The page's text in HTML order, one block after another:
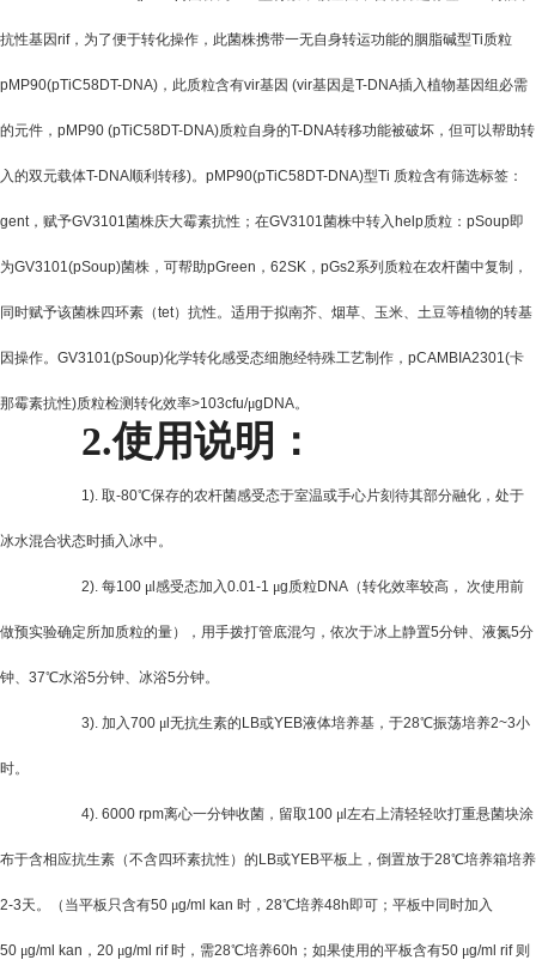
抗性基因rif，为了便于转化操作，此菌株携带一无自身转运功能的胭脂碱型Ti质粒
pMP90(pTiC58DT-DNA) ，此质粒含有vir基因 (vir基因是T-DNA插入植物基因组必需
的元件， pMP90 (pTiC58DT-DNA)质粒自身的T-DNA转移功能被破坏，但可以帮助转
入的双元载体T-DNA顺利转移)。 pMP90(pTiC58DT-DNA)型Ti 质粒含有筛选标签：
gent，赋予GV3101菌株庆大霉素抗性；在GV3101菌株中转入 help质粒： pSoup即
为GV3101(pSoup)菌株，可帮助pGreen ， 62SK ， pGs2系列质粒在农杆菌中复制，
同时赋予该菌株四环素（tet）抗性。适用于拟南芥、烟草、玉米、土豆等植物的转基
因操作。 GV3101(pSoup)化学转化感受态细胞经特殊工艺制作， pCAMBIA2301(卡
那霉素抗性)质粒检测转化效率>103cfu/μgDNA。
2.使用说明：
1). 取-80℃保存的农杆菌感受态于室温或手心片刻待其部分融化，处于
冰水混合状态时插入冰中。
2). 每100 μl 感受态加入0.01-1 μg质粒DNA（转化效率较高， 次使用前
做预实验确定所加质粒的量），用手拨打管底混匀，依次于冰上静置5分钟、液氮5分
钟、 37℃水浴5分钟、冰浴5分钟。
3). 加入700 μl 无抗生素的 LB或YEB液体培养基，于28℃振荡培养2~3小
时。
4). 6000 rpm离心一分钟收菌，留取100 μl 左右上清轻轻吹打重悬菌块涂
布于含相应抗生素（不含四环素抗性）的 LB或YEB平板上，倒置放于28℃培养箱培养
2-3天。（当平板只含有50 μg/ml kan 时， 28℃培养48h即可；平板中同时加入
50 μg/ml kan ， 20 μg/ml rif 时，需28℃培养60h ；如果使用的平板含有50 μg/ml rif 则